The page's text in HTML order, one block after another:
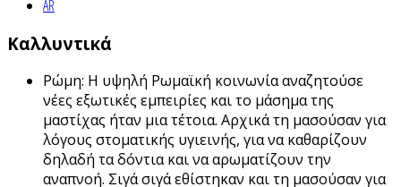
AR
Καλλυντικά
Ρώμη: Η υψηλή Ρωμαϊκή κοινωνία αναζητούσε
νέες εξωτικές εμπειρίες και το μάσημα της
μαστίχας ήταν μια τέτοια. Αρχικά τη μασούσαν για
λόγους στοματικής υγιεινής, για να καθαρίζουν
δηλαδή τα δόντια και να αρωματίζουν την
αναπνοή. Σιγά σιγά εθίστηκαν και τη μασούσαν για